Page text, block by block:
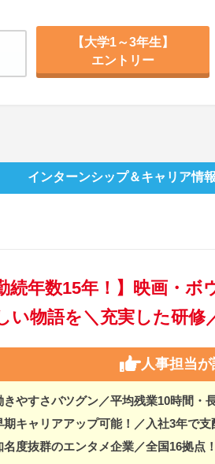
【大学1～3年生】
エントリー
インターンシップ＆キャリア情報
続年数15年！】映画・
い物語を＼充実した研修
人事担当が
きやすさバツグン／平均残業10時間・
期キャリアアップ可能！／入社3年で
名度抜群のエンタメ企業／全国16拠点